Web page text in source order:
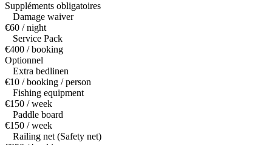
Suppléments obligatoires
Damage waiver
€60 / night
Service Pack
€400 / booking
Optionnel
Extra bedlinen
€10 / booking / person
Fishing equipment
€150 / week
Paddle board
€150 / week
Railing net (Safety net)